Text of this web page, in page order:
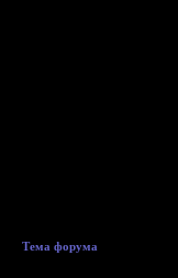
Тема форума